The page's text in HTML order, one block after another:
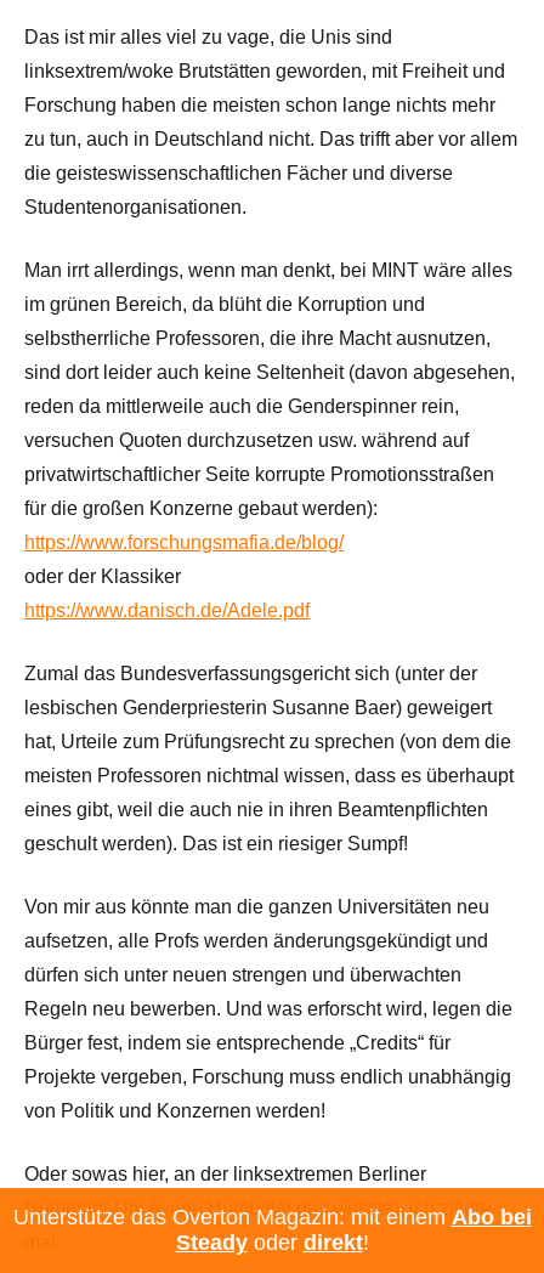
Das ist mir alles viel zu vage, die Unis sind
linksextrem/woke Brutstätten geworden, mit Freiheit und
Forschung haben die meisten schon lange nichts mehr
zu tun, auch in Deutschland nicht. Das trifft aber vor allem
die geisteswissenschaftlichen Fächer und diverse
Studentenorganisationen.
Man irrt allerdings, wenn man denkt, bei MINT wäre alles
im grünen Bereich, da blüht die Korruption und
selbstherrliche Professoren, die ihre Macht ausnutzen,
sind dort leider auch keine Seltenheit (davon abgesehen,
reden da mittlerweile auch die Genderspinner rein,
versuchen Quoten durchzusetzen usw. während auf
privatwirtschaftlicher Seite korrupte Promotionsstraßen
für die großen Konzerne gebaut werden):
https://www.forschungsmafia.de/blog/
oder der Klassiker
https://www.danisch.de/Adele.pdf
Zumal das Bundesverfassungsgericht sich (unter der
lesbischen Genderpriesterin Susanne Baer) geweigert
hat, Urteile zum Prüfungsrecht zu sprechen (von dem die
meisten Professoren nichtmal wissen, dass es überhaupt
eines gibt, weil die auch nie in ihren Beamtenpflichten
geschult werden). Das ist ein riesiger Sumpf!
Von mir aus könnte man die ganzen Universitäten neu
aufsetzen, alle Profs werden änderungsgekündigt und
dürfen sich unter neuen strengen und überwachten
Regeln neu bewerben. Und was erforscht wird, legen die
Bürger fest, indem sie entsprechende „Credits“ für
Projekte vergeben, Forschung muss endlich unabhängig
von Politik und Konzernen werden!
Oder sowas hier, an der linksextremen Berliner
Humboldt-Uni (wenn Humboldt das wüsste), ich zitiere
Unterstütze das Overton Magazin: mit einem Abo bei
Steadyoder direkt!